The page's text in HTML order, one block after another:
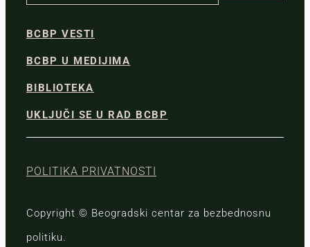
BCBP VESTI
BCBP U MEDIJIMA
BIBLIOTEKA
UKLJUČI SE U RAD BCBP
POLITIKA PRIVATNOSTI
Copyright © Beogradski centar za bezbednosnu
politiku.